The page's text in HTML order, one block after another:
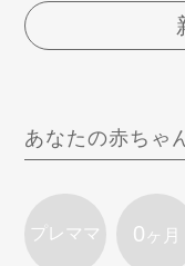
あなたの赤ちゃ
プレママ 0 ヶ月